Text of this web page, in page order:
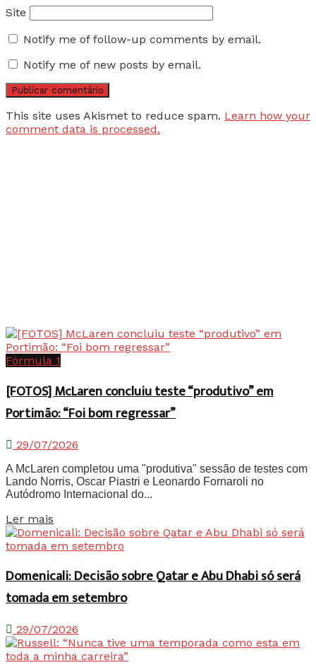
Site
Notify me of follow-up comments by email.
Notify me of new posts by email.
This site uses Akismet to reduce spam. Learn how your
comment data is processed.
Fórmula 1
[FOTOS] McLaren concluiu teste “produtivo” em
Portimão: “Foi bom regressar”
29/07/2026
A McLaren completou uma "produtiva" sessão de testes com
Lando Norris, Oscar Piastri e Leonardo Fornaroli no
Autódromo Internacional do...
Ler mais
Domenicali: Decisão sobre Qatar e Abu Dhabi só será
tomada em setembro
29/07/2026